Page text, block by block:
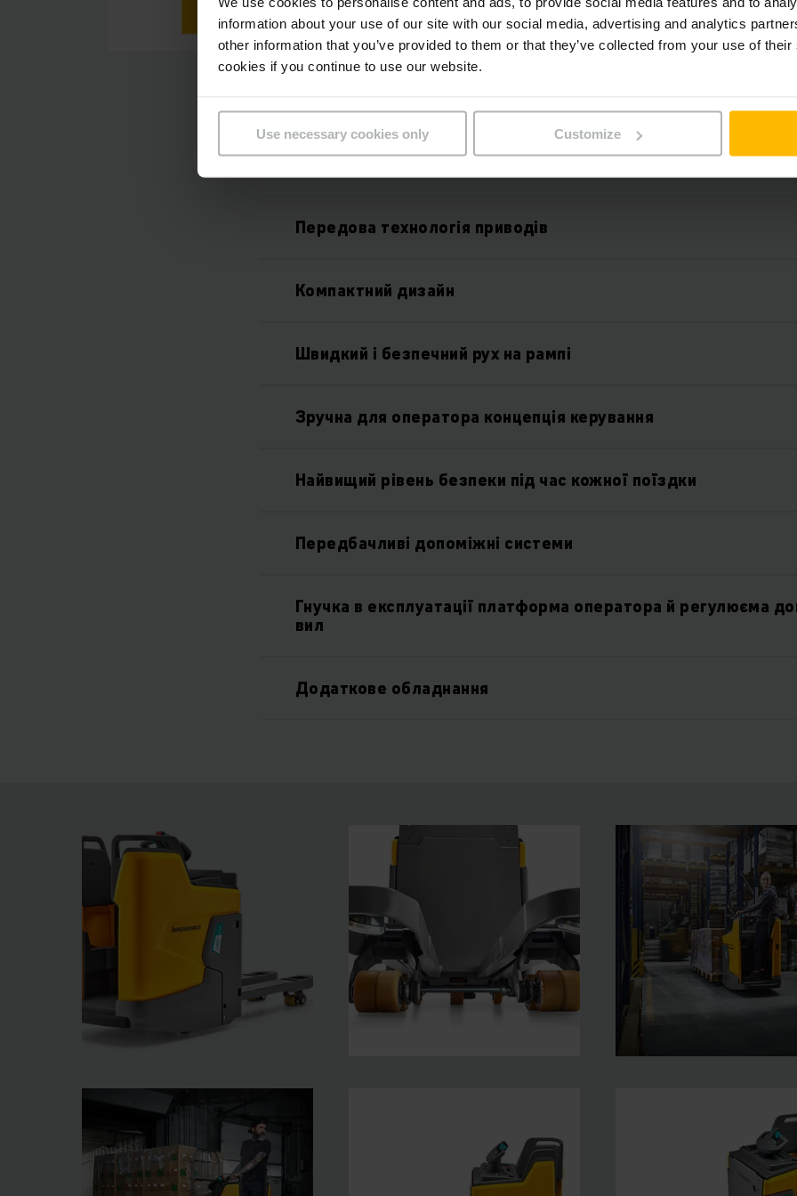
information about your use of our site with our social media, advertising and analytics
other information that you’ve provided to them or that they’ve collected from your use of
cookies if you continue to use our website.
Use necessary cookies only Customize
Особливості
Передова технологія приводів
Компактний дизайн
Швидкий і безпечний рух на рампі
Зручна для оператора концепція керування
Найвищий рівень безпеки під час кожної поїздки
Передбачливі допоміжні системи
Гнучка в експлуатації платформа оператора й регулюєма
вил
Додаткове обладнання